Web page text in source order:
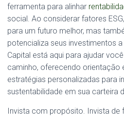
ferramenta para alinhar
social. Ao considerar fatores
para um futuro melhor, mas
potencializa seus investimentos
Capital está aqui para ajudar
caminho, oferecendo orientação
estratégias personalizadas para
sustentabilidade em sua carteira
Invista com propósito. Invista de